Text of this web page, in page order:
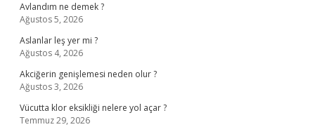
Avlandım ne demek ?
Ağustos 5, 2026
Aslanlar leş yer mi ?
Ağustos 4, 2026
Akciğerin genişlemesi neden olur ?
Ağustos 3, 2026
Vücutta klor eksikliği nelere yol açar ?
Temmuz 29, 2026